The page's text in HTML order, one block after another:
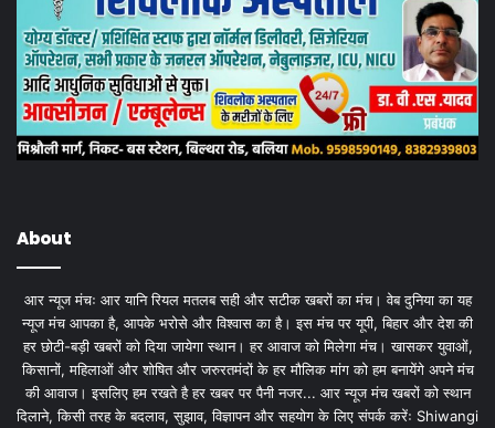
About
आर न्यूज मंचः आर यानि रियल मतलब सही और सटीक खबरों का मंच। वेब दुनिया का यह
न्यूज मंच आपका है, आपके भरोसे और विश्वास का है। इस मंच पर यूपी, बिहार और देश की
हर छोटी-बड़ी खबरों को दिया जायेगा स्थान। हर आवाज को मिलेगा मंच। खासकर युवाओं,
किसानों, महिलाओं और शोषित और जरुरतमंदों के हर मौलिक मांग को हम बनायेंगे अपने मंच
की आवाज। इसलिए हम रखते है हर खबर पर पैनी नजर... आर न्यूज मंच खबरों को स्थान
दिलाने, किसी तरह के बदलाव, सुझाव, विज्ञापन और सहयोग के लिए संपर्क करेंः Shiwangi